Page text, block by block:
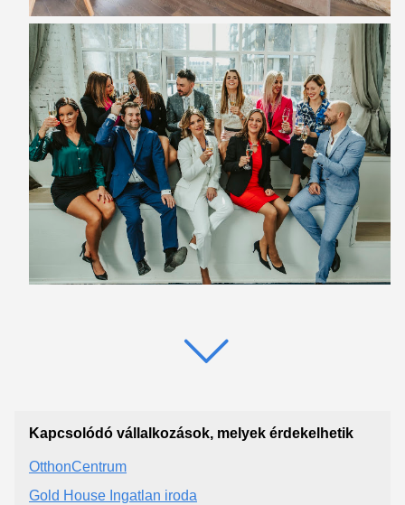
Kapcsolódó vállalkozások, melyek érdekelhetik
OtthonCentrum
Gold House Ingatlan iroda